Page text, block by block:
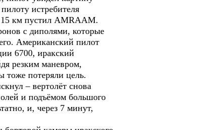
истребителя
с 15 км пустил АМRААМ.
с диполями, которые
Американский пилот
6700, иракский
резким маневром,
тоже потеряли цель.
– вертолёт снова
и подъёмом большого
и, через 7 минут,